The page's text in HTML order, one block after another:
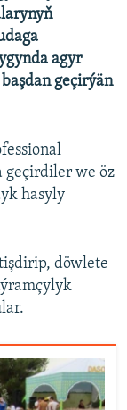
agyr
geçirýän
geçirdiler we öz
hasyly
döwlete